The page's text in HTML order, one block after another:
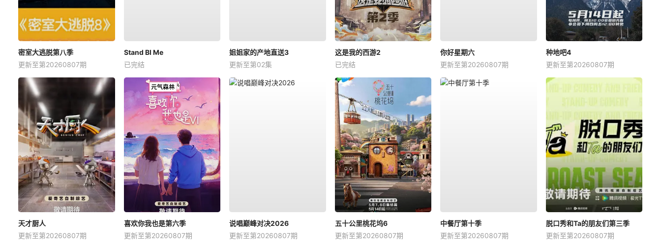
密室大逃脱第八季
更新至第20260807期
Stand BI Me
已完结
姐姐家的产地直送3
更新至第02集
这是我的西游2
已完结
你好星期六
更新至第20260807期
种地吧4
更新至第20260807期
天才厨人
更新至第20260807期
喜欢你我也是第六季
更新至第20260807期
说唱巅峰对决2026
更新至第20260807期
五十公里桃花坞6
更新至第20260807期
中餐厅第十季
更新至第20260807期
脱口秀和Ta的朋友们第三季
更新至第20260807期